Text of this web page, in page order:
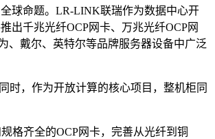
球命题。LR-LINK联瑞作为数据中心开
出千兆光纤OCP网卡、万兆光纤OCP网
、戴尔、英特尔等品牌服务器设备中广泛
，作为开放计算的核心项目，整机柜同
齐全的OCP网卡，完善从光纤到铜